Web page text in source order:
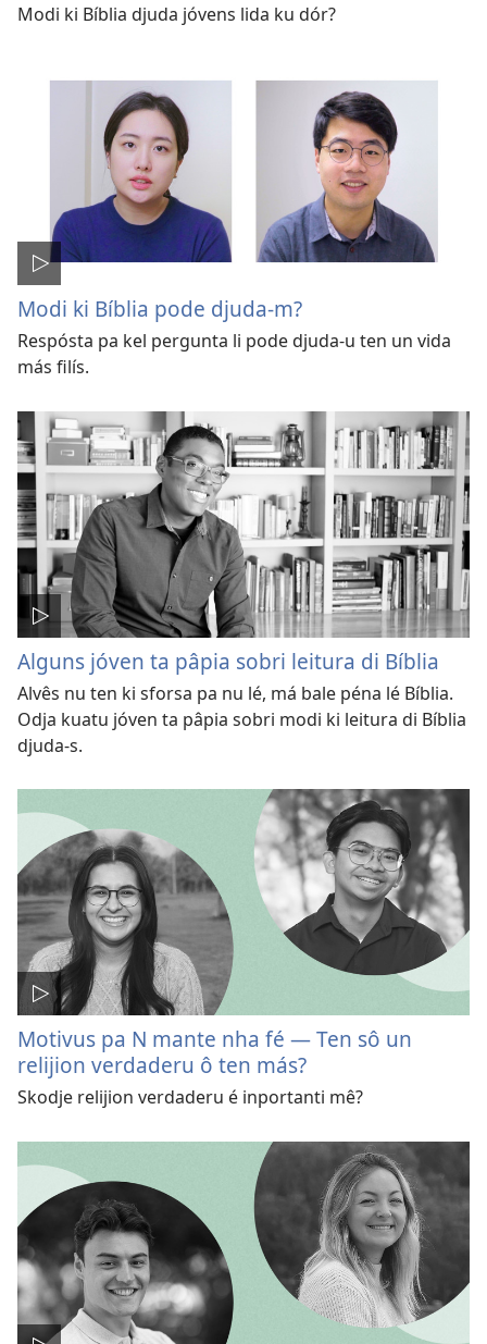
Modi ki Bíblia djuda jóvens lida ku dór?
Modi ki Bíblia pode djuda-m?
Respósta pa kel pergunta li pode djuda-u ten un vida
más filís.
Alguns jóven ta pâpia sobri leitura di Bíblia
Alvês nu ten ki sforsa pa nu lé, má bale péna lé Bíblia.
Odja kuatu jóven ta pâpia sobri modi ki leitura di Bíblia
djuda-s.
Motivus pa N mante nha fé — Ten sô un
relijion verdaderu ô ten más?
Skodje relijion verdaderu é inportanti mê?